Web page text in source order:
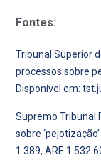
Fontes:
Tribunal Superior
processos sobre
Disponível em:
Supremo Tribunal
sobre
1.389, ARE